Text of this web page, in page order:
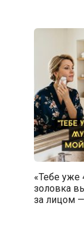
«Тебе уже
золовка
за лицом